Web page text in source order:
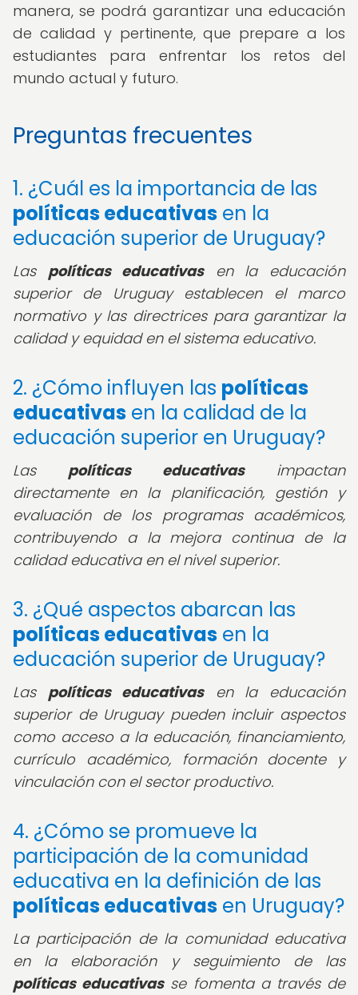
manera, se podrá garantizar una educación
de calidad y pertinente, que prepare a los
estudiantes para enfrentar los retos del
mundo actual y futuro.
Preguntas frecuentes
1. ¿Cuál es la importancia de las
políticas educativas en la
educación superior de Uruguay?
Las políticas educativasen la educación
superior de Uruguay establecen el marco
normativo y las directrices para garantizar la
calidad y equidad en el sistema educativo.
2. ¿Cómo influyen las políticas
educativas en la calidad de la
educación superior en Uruguay?
Las políticas educativasimpactan
directamente en la planificación, gestión y
evaluación de los programas académicos,
contribuyendo a la mejora continua de la
calidad educativa en el nivel superior.
3. ¿Qué aspectos abarcan las
políticas educativas en la
educación superior de Uruguay?
Las políticas educativasen la educación
superior de Uruguay pueden incluir aspectos
como acceso a la educación, financiamiento,
currículo académico, formación docente y
vinculación con el sector productivo.
4. ¿Cómo se promueve la
participación de la comunidad
educativa en la definición de las
políticas educativas en Uruguay?
La participación de la comunidad educativa
en la elaboración y seguimiento de las
políticas educativasse fomenta a través de